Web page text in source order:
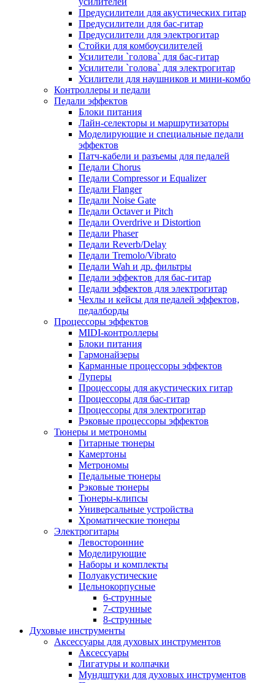
Предусилители для акустических гитар
Предусилители для бас-гитар
Предусилители для электрогитар
Стойки для комбоусилителей
Усилители `голова` для бас-гитар
Усилители `голова` для электрогитар
Усилители для наушников и мини-комбо
Контроллеры и педали
Педали эффектов
Блоки питания
Лайн-селекторы и маршрутизаторы
Моделирующие и специальные педали
эффектов
Патч-кабели и разъемы для педалей
Педали Chorus
Педали Compressor и Equalizer
Педали Flanger
Педали Noise Gate
Педали Octaver и Pitch
Педали Overdrive и Distortion
Педали Phaser
Педали Reverb/Delay
Педали Tremolo/Vibrato
Педали Wah и др. фильтры
Педали эффектов для бас-гитар
Педали эффектов для электрогитар
Чехлы и кейсы для педалей эффектов,
педалборды
Процессоры эффектов
MIDI-контроллеры
Блоки питания
Гармонайзеры
Карманные процессоры эффектов
Луперы
Процессоры для акустических гитар
Процессоры для бас-гитар
Процессоры для электрогитар
Рэковые процессоры эффектов
Тюнеры и метрономы
Гитарные тюнеры
Камертоны
Метрономы
Педальные тюнеры
Рэковые тюнеры
Тюнеры-клипсы
Универсальные устройства
Хроматические тюнеры
Электрогитары
Левосторонние
Моделирующие
Наборы и комплекты
Полуакустические
Цельнокорпусные
6-струнные
7-струнные
8-струнные
Духовые инструменты
Аксессуары для духовых инструментов
Аксессуары
Лигатуры и колпачки
Мундштуки для духовых инструментов